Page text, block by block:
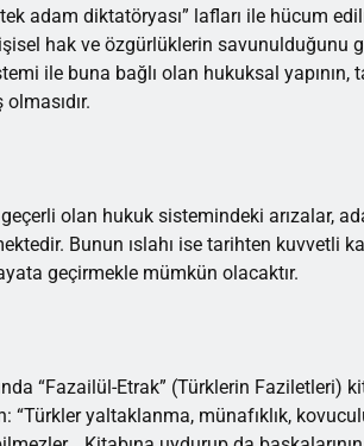
adam diktatöryası” lafları ile hücum
hak ve özgürlüklerin savunulduğunu
ile buna bağlı olan hukuksal yapının,
olan hukuk sistemindeki arızalar,
Bunun ıslahı ise tarihten kuvvetli
geçirmekle mümkün olacaktır.
“Fazailül-Etrak” (Türklerin Faziletleri)
“Türkler yaltaklanma, münafıklık,